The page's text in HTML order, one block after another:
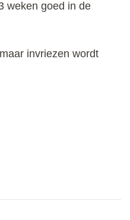
weken goed in de
invriezen wordt